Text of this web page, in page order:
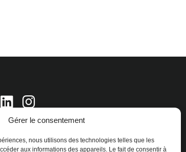
Gérer le consentement
nous utilisons des technologies telles que les
aux informations des appareils. Le fait de consentir à